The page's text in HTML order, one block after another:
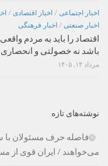
اخبار اجتماعی / اخبار اقتصادی /
اخبار صنعتی / اخبار فرهنگی
اقتصاد را باید به مردم
باشد نه خصولتی و
مرداد ۱۴, ۱۴۰۵
نوشته‌های تازه
فاصله حرف مسئولان با
می‌خواهند / ایران قوی از